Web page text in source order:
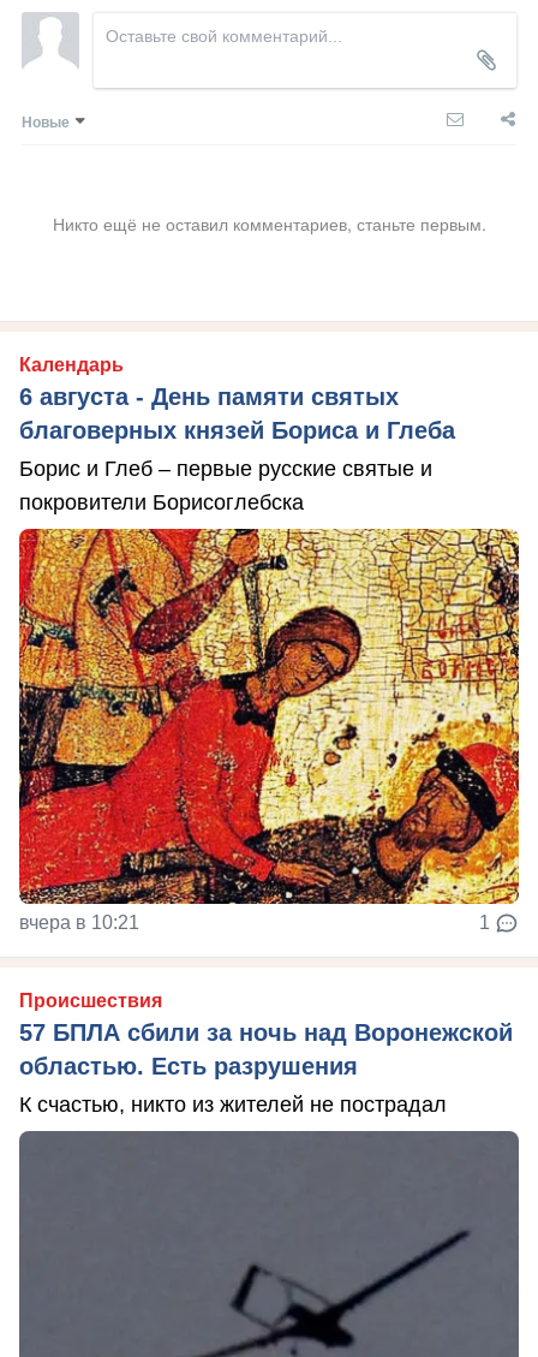
Новые
Никто ещё не оставил комментариев, станьте первым.
Календарь
6 августа - День памяти святых
благоверных князей Бориса и Глеба
Борис и Глеб – первые русские святые и
покровители Борисоглебска
вчера в 10:21 1
Происшествия
57 БПЛА сбили за ночь над Воронежской
областью. Есть разрушения
К счастью, никто из жителей не пострадал